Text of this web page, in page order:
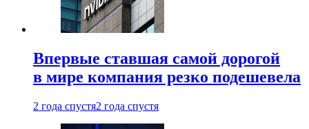
Впервые ставшая самой дорогой
в мире компания резко подешевела
2 года спустя2 года спустя